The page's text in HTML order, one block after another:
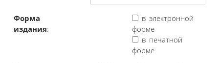
Форма
издания:
в электронной
форме
в печатной
форме